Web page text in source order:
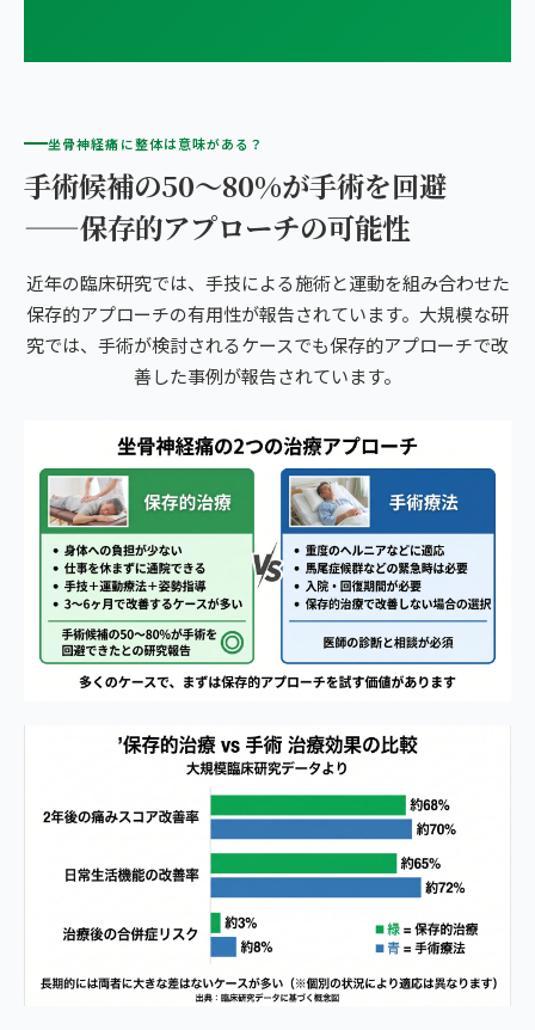
坐骨神経痛に整体は意味がある？
手術候補の50〜80%が手術を回避
——保存的アプローチの可能性
近年の臨床研究では、手技による施術と運動を組み合わせた
保存的アプローチの有用性が報告されています。大規模な研
究では、手術が検討されるケースでも保存的アプローチで改
善した事例が報告されています。